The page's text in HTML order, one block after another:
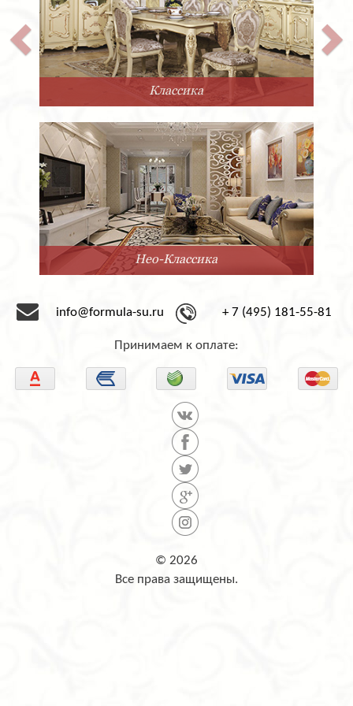
Количество выдвижных ящичков также можно
варьировать по желанию заказчика.
Двуспальная кровать Super Soft из Италии фабрики
San Giacomo выполнена в современном стиле. Она
отличается невероятной прочностью, благодаря
каркасу из массива. Лаконичный дизайн позволяет
гармонично вписать её в любой современный
интерьер.
Компания «Формула успеха» сотрудничает с
фабрикой San Giacomo с 1995 года. Мы предлагаем
мебель под заказ от этого замечательного
производителя. Срок доставки – 2-3 месяца со дня
оформления заказа.
Классика
Нео-Классика
info@formula-su.ru + 7 (495) 181-55-81
Принимаем к оплате:
© 2026
Все права защищены.